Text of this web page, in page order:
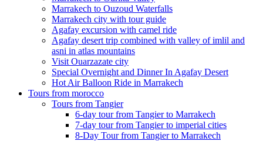
Marrakech to Ouzoud Waterfalls
Marrakech city with tour guide
Agafay excursion with camel ride
Agafay desert trip combined with valley of imlil and
asni in atlas mountains
Visit Ouarzazate city
Special Overnight and Dinner In Agafay Desert
Hot Air Balloon Ride in Marrakech
Tours from morocco
Tours from Tangier
6-day tour from Tangier to Marrakech
7-day tour from Tangier to imperial cities
8-Day Tour from Tangier to Marrakech